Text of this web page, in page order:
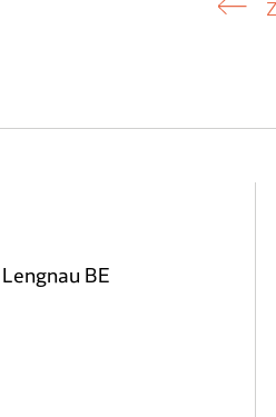
BE